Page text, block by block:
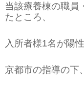
当該療養棟の職員
たところ、
入所者様1名が陽
京都市の指導の下